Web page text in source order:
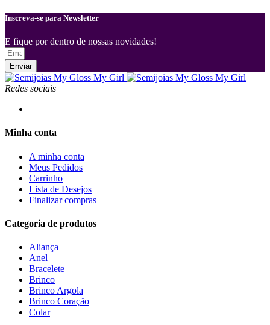
Inscreva-se para Newsletter
E fique por dentro de nossas novidades!
Enviar
Redes sociais
Minha conta
A minha conta
Meus Pedidos
Carrinho
Lista de Desejos
Finalizar compras
Categoria de produtos
Aliança
Anel
Bracelete
Brinco
Brinco Argola
Brinco Coração
Colar